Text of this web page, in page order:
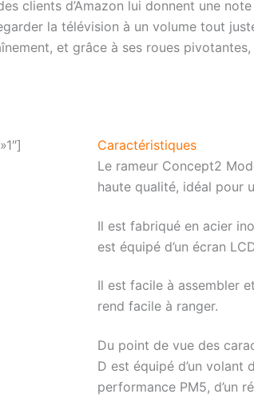
clients d’Amazon lui donnent une
la télévision à un volume tout
et grâce à ses roues
Caractéristiques
Le rameur Concept2
haute qualité, idéal pour
Il est fabriqué en acier
est équipé d’un écran
Il est facile à assembler
rend facile à ranger.
Du point de vue des
D est équipé d’un volant
performance PM5, d’un